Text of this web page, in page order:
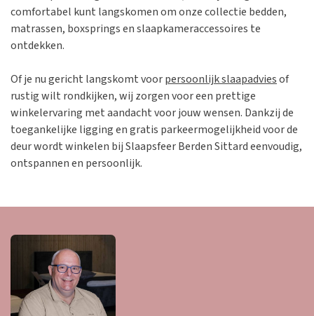
comfortabel kunt langskomen om onze collectie bedden,
matrassen, boxsprings en slaapkameraccessoires te
ontdekken.
Of je nu gericht langskomt voorpersoonlijk slaapadviesof
rustig wilt rondkijken, wij zorgen voor een prettige
winkelervaring met aandacht voor jouw wensen. Dankzij de
toegankelijke ligging en gratis parkeermogelijkheid voor de
deur wordt winkelen bij Slaapsfeer Berden Sittard eenvoudig,
ontspannen en persoonlijk.